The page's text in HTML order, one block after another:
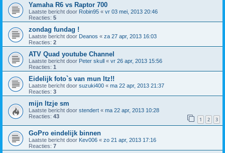
Yamaha R6 vs Raptor 700
Laatste bericht door Robin95 « vr 03 mei, 2013 20:46
Reacties: 5
zondag fundag !
Laatste bericht door Deanos « za 27 apr, 2013 16:03
Reacties: 2
ATV Quad youtube Channel
Laatste bericht door Peter skull « vr 26 apr, 2013 15:56
Reacties: 1
Eidelijk foto`s van mun ltz!!
Laatste bericht door suzuki400 « ma 22 apr, 2013 21:37
Reacties: 3
mijn ltzje sm
Laatste bericht door stendert « ma 22 apr, 2013 10:28
Reacties: 43 1 2 3
GoPro eindelijk binnen
Laatste bericht door Kev006 « zo 21 apr, 2013 17:16
Reacties: 7